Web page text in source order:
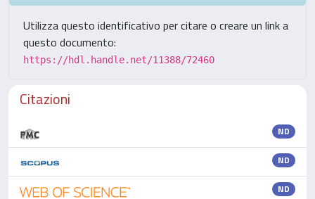
Utilizza questo identificativo per citare o creare un link a
questo documento:
https://hdl.handle.net/11388/72460
Citazioni
ND
ND
ND